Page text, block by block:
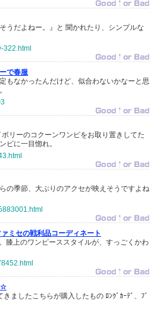
うだよねー。』と 聞かれたり、シンプルな
322.html
で春服
もなかったんだけど、似合わないかなーと思
リーのコクーンワンピをお取り置きしてた
ピに一目惚れ。
の季節、大ぶりのアクセが映えそうですよね
セの戦利品コーディネート
上のワンピーススタイルが、すっごくかわ
ましたこちらが購入したもの ﾛﾝｸﾞｶｰﾃﾞ、ﾌﾞ